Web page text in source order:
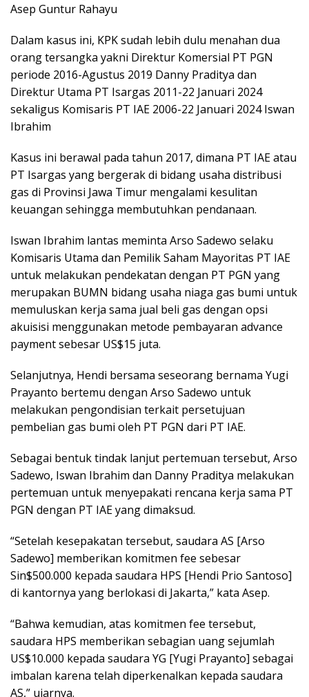
Asep Guntur Rahayu
Dalam kasus ini, KPK sudah lebih dulu menahan dua
orang tersangka yakni Direktur Komersial PT PGN
periode 2016-Agustus 2019 Danny Praditya dan
Direktur Utama PT Isargas 2011-22 Januari 2024
sekaligus Komisaris PT IAE 2006-22 Januari 2024 Iswan
Ibrahim
Kasus ini berawal pada tahun 2017, dimana PT IAE atau
PT Isargas yang bergerak di bidang usaha distribusi
gas di Provinsi Jawa Timur mengalami kesulitan
keuangan sehingga membutuhkan pendanaan.
Iswan Ibrahim lantas meminta Arso Sadewo selaku
Komisaris Utama dan Pemilik Saham Mayoritas PT IAE
untuk melakukan pendekatan dengan PT PGN yang
merupakan BUMN bidang usaha niaga gas bumi untuk
memuluskan kerja sama jual beli gas dengan opsi
akuisisi menggunakan metode pembayaran advance
payment sebesar US$15 juta.
Selanjutnya, Hendi bersama seseorang bernama Yugi
Prayanto bertemu dengan Arso Sadewo untuk
melakukan pengondisian terkait persetujuan
pembelian gas bumi oleh PT PGN dari PT IAE.
Sebagai bentuk tindak lanjut pertemuan tersebut, Arso
Sadewo, Iswan Ibrahim dan Danny Praditya melakukan
pertemuan untuk menyepakati rencana kerja sama PT
PGN dengan PT IAE yang dimaksud.
“Setelah kesepakatan tersebut, saudara AS [Arso
Sadewo] memberikan komitmen fee sebesar
Sin$500.000 kepada saudara HPS [Hendi Prio Santoso]
di kantornya yang berlokasi di Jakarta,” kata Asep.
“Bahwa kemudian, atas komitmen fee tersebut,
saudara HPS memberikan sebagian uang sejumlah
US$10.000 kepada saudara YG [Yugi Prayanto] sebagai
imbalan karena telah diperkenalkan kepada saudara
AS,” ujarnya.